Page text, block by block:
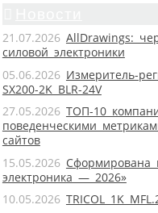
21.07.2026 AllDrawings:
силовой электроники
05.06.2026 Измеритель-
SX200-2K BLR-24V
27.05.2026 ТОП-10
поведенческими
сайтов
15.05.2026 Сформирована
электроника — 2026»
10.05.2026 TRICOL 1K